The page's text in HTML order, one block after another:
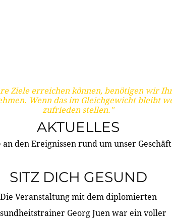
Ziele erreichen können, benötigen wir
Wenn das im Gleichgewicht bleibt
zufrieden stellen."
AKTUELLES
den Ereignissen rund um unser
SITZ DICH GESUND
Die Veranstaltung mit dem diplomierten
Georg Juen war ein voller